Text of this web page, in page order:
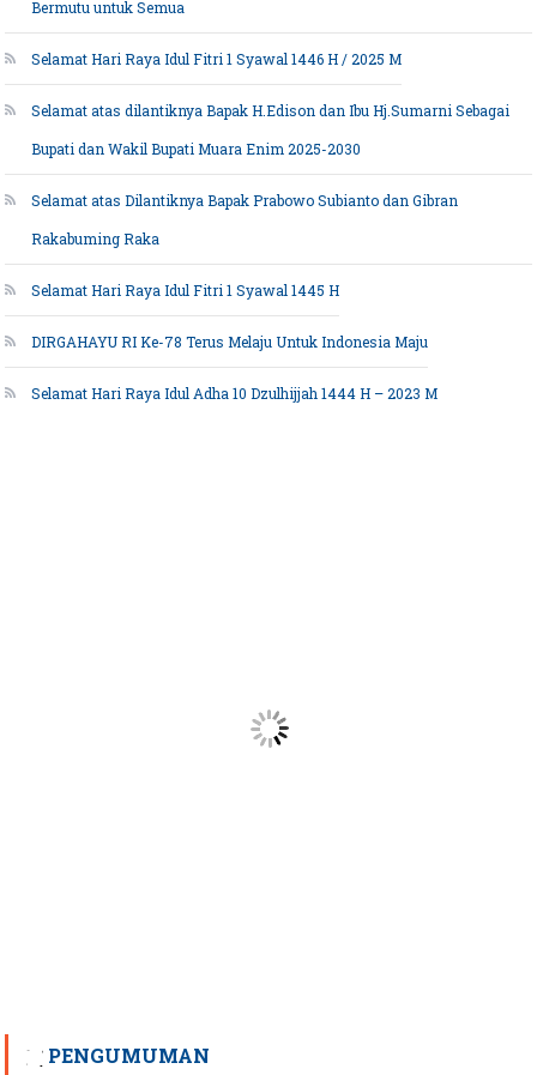
Bermutu untuk Semua
Selamat Hari Raya Idul Fitri 1 Syawal 1446 H / 2025 M
Selamat atas dilantiknya Bapak H.Edison dan Ibu Hj.Sumarni Sebagai
Bupati dan Wakil Bupati Muara Enim 2025-2030
Selamat atas Dilantiknya Bapak Prabowo Subianto dan Gibran
Rakabuming Raka
Selamat Hari Raya Idul Fitri 1 Syawal 1445 H
DIRGAHAYU RI Ke-78 Terus Melaju Untuk Indonesia Maju
Selamat Hari Raya Idul Adha 10 Dzulhijjah 1444 H – 2023 M
PENGUMUMAN